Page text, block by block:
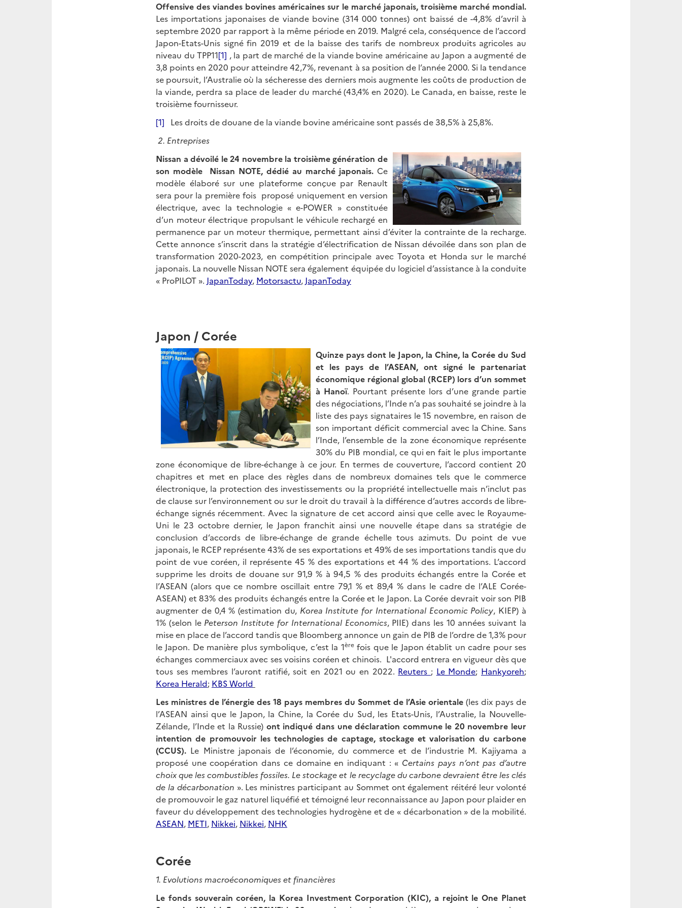
Offensive des viandes bovines américaines sur le marché japonais, troisième marché mondial.
Les importations japonaises de viande bovine (314 000 tonnes) ont baissé de -4,8% d’avril à
septembre 2020 par rapport à la même période en 2019. Malgré cela, conséquence de l’accord
Japon-Etats-Unis signé fin 2019 et de la baisse des tarifs de nombreux produits agricoles au
niveau du TPP11[1] , la part de marché de la viande bovine américaine au Japon a augmenté de
3,8 points en 2020 pour atteindre 42,7%, revenant à sa position de l’année 2000. Si la tendance
se poursuit, l’Australie où la sécheresse des derniers mois augmente les coûts de production de
la viande, perdra sa place de leader du marché (43,4% en 2020). Le Canada, en baisse, reste le
troisième fournisseur.
[1] Les droits de douane de la viande bovine américaine sont passés de 38,5% à 25,8%.
2. Entreprises
Nissan a dévoilé le 24 novembre la troisième génération de
son modèle Nissan NOTE, dédié au marché japonais. Ce
modèle élaboré sur une plateforme conçue par Renault
sera pour la première fois proposé uniquement en version
électrique, avec la technologie « e-POWER » constituée
d’un moteur électrique propulsant le véhicule rechargé en
permanence par un moteur thermique, permettant ainsi d’éviter la contrainte de la recharge.
Cette annonce s’inscrit dans la stratégie d’électrification de Nissan dévoilée dans son plan de
transformation 2020-2023, en compétition principale avec Toyota et Honda sur le marché
japonais. La nouvelle Nissan NOTE sera également équipée du logiciel d’assistance à la conduite
« ProPILOT ». JapanToday, Motorsactu, JapanToday
Japon / Corée
Quinze pays dont le Japon, la Chine, la Corée du Sud
et les pays de l’ASEAN, ont signé le partenariat
économique régional global (RCEP) lors d’un sommet
à Hanoï. Pourtant présente lors d’une grande partie
des négociations, l’Inde n’a pas souhaité se joindre à la
liste des pays signataires le 15 novembre, en raison de
son important déficit commercial avec la Chine. Sans
l’Inde, l’ensemble de la zone économique représente
30% du PIB mondial, ce qui en fait le plus importante
zone économique de libre-échange à ce jour. En termes de couverture, l’accord contient 20
chapitres et met en place des règles dans de nombreux domaines tels que le commerce
électronique, la protection des investissements ou la propriété intellectuelle mais n’inclut pas
de clause sur l’environnement ou sur le droit du travail à la différence d’autres accords de libre-
échange signés récemment. Avec la signature de cet accord ainsi que celle avec le Royaume-
Uni le 23 octobre dernier, le Japon franchit ainsi une nouvelle étape dans sa stratégie de
conclusion d’accords de libre-échange de grande échelle tous azimuts. Du point de vue
japonais, le RCEP représente 43% de ses exportations et 49% de ses importations tandis que du
point de vue coréen, il représente 45 % des exportations et 44 % des importations. L’accord
supprime les droits de douane sur 91,9 % à 94,5 % des produits échangés entre la Corée et
l’ASEAN (alors que ce nombre oscillait entre 79,1 % et 89,4 % dans le cadre de l’ALE Corée-
ASEAN) et 83% des produits échangés entre la Corée et le Japon. La Corée devrait voir son PIB
augmenter de 0,4 % (estimation du, Korea Institute for International Economic Policy, KIEP) à
1% (selon le Peterson Institute for International Economics, PIIE) dans les 10 années suivant la
mise en place de l’accord tandis que Bloomberg annonce un gain de PIB de l’ordre de 1,3% pour
le Japon. De manière plus symbolique, c’est la 1èrefois que le Japon établit un cadre pour ses
échanges commerciaux avec ses voisins coréen et chinois. L'accord entrera en vigueur dès que
tous ses membres l’auront ratifié, soit en 2021 ou en 2022. Reuters ; Le Monde; Hankyoreh;
Korea Herald; KBS World
Les ministres de l’énergie des 18 pays membres du Sommet de l’Asie orientale (les dix pays de
l’ASEAN ainsi que le Japon, la Chine, la Corée du Sud, les Etats-Unis, l’Australie, la Nouvelle-
Zélande, l’Inde et la Russie) ont indiqué dans une déclaration commune le 20 novembre leur
intention de promouvoir les technologies de captage, stockage et valorisation du carbone
(CCUS). Le Ministre japonais de l’économie, du commerce et de l’industrie M. Kajiyama a
proposé une coopération dans ce domaine en indiquant : « Certains pays n’ont pas d’autre
choix que les combustibles fossiles. Le stockage et le recyclage du carbone devraient être les clés
de la décarbonation ». Les ministres participant au Sommet ont également réitéré leur volonté
de promouvoir le gaz naturel liquéfié et témoigné leur reconnaissance au Japon pour plaider en
faveur du développement des technologies hydrogène et de « décarbonation » de la mobilité.
ASEAN, METI, Nikkei, Nikkei, NHK
Corée
1. Evolutions macroéconomiques et financières
Le fonds souverain coréen, la Korea Investment Corporation (KIC), a rejoint le One Planet